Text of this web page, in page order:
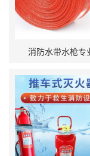
消防水带水枪专